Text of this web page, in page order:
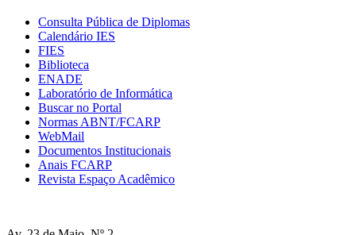
Consulta Pública de Diplomas
Calendário IES
FIES
Biblioteca
ENADE
Laboratório de Informática
Buscar no Portal
Normas ABNT/FCARP
WebMail
Documentos Institucionais
Anais FCARP
Revista Espaço Acadêmico